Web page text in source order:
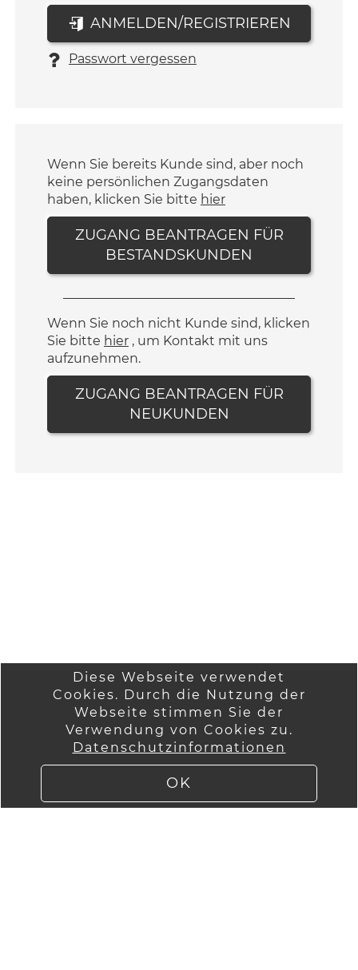
Diese Webseite verwendet
Cookies. Durch die Nutzung der
Webseite stimmen Sie der
Verwendung von Cookies zu.
Datenschutzinformationen
OK
ANMELDEN/REGISTRIEREN
Passwort vergessen
Wenn Sie bereits Kunde sind, aber noch
keine persönlichen Zugangsdaten
haben, klicken Sie bitte hier
ZUGANG BEANTRAGEN FÜR
BESTANDSKUNDEN
Wenn Sie noch nicht Kunde sind, klicken
Sie bitte hier, um Kontakt mit uns
aufzunehmen.
ZUGANG BEANTRAGEN FÜR
NEUKUNDEN
Startseite
Anmelden
Versandinformatio
Lieferung
Wir über uns
AGB
Kontakt